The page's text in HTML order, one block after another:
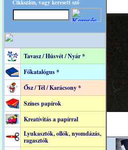
Cikkszám, vagy keresett szó
Tavasz / Húsvét / Nyár *
Főkatalógus *
Ősz / Tél / Karácsony *
Színes papírok
Kreatívitás a papírral
Lyukasztók, ollók, nyomdázás,
ragasztók